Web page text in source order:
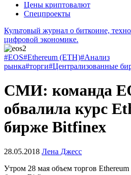
Цены криптовалют
Спецпроекты
Культовый журнал о биткоине,
цифровой экономике.
#EOS#Ethereum (ETH)#Анализ
рынка#торги#Централизованные
СМИ: команда
обвалила курс
бирже Bitfinex
28.05.2018 Лена Джесс
Утром 28 мая объем торгов